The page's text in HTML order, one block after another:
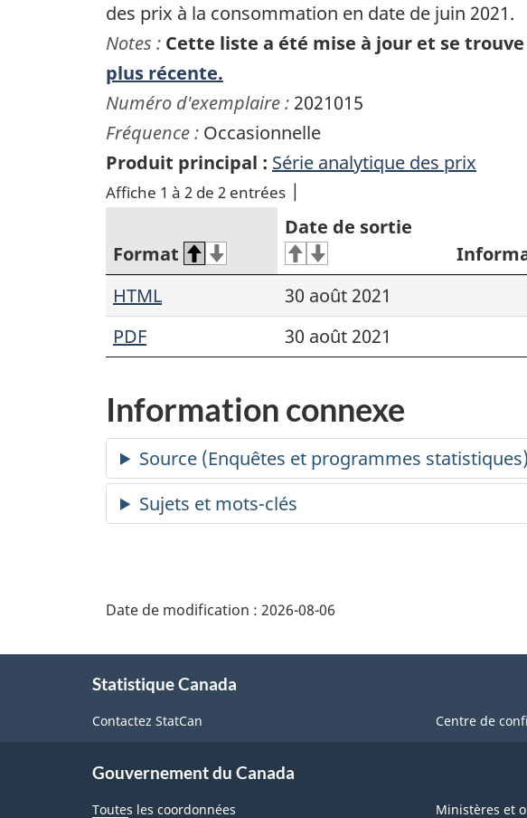
des prix à la consommation en date de juin 2021.
Notes : Cette liste a été mise à jour et se
plus récente.
Numéro d'exemplaire : 2021015
Fréquence : Occasionnelle
Produit principal : Série analytique des prix
Affiche 1 à 2 de 2 entrées
Format
Date de sortie
HTML
30 août 2021
PDF
30 août 2021
Information connexe
Date de modification : 2026-08-06
Statistique Canada
Contactez StatCan Centre de
Gouvernement du Canada
Toutes les coordonnées Ministères et